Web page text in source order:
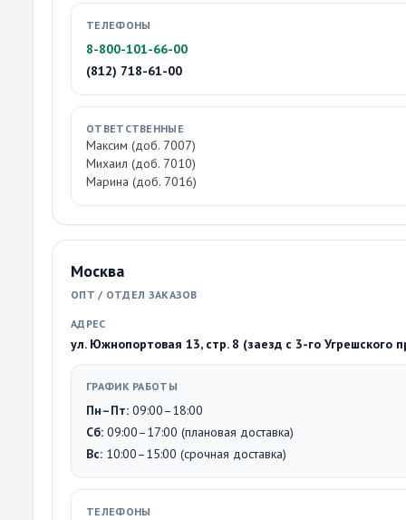
ТЕЛЕФОНЫ
8-800-101-66-00
(812) 718-61-00
ОТВЕТСТВЕННЫЕ
Максим (доб. 7007)
Михаил (доб. 7010)
Марина (доб. 7016)
Москва
ОПТ / ОТДЕЛ ЗАКАЗОВ
АДРЕС
ул. Южнопортовая 13, стр. 8 (заезд с 3-го Угрешского
ГРАФИК РАБОТЫ
Пн–Пт: 09:00–18:00
Сб: 09:00–17:00 (плановая доставка)
Вс: 10:00–15:00 (срочная доставка)
ТЕЛЕФОНЫ